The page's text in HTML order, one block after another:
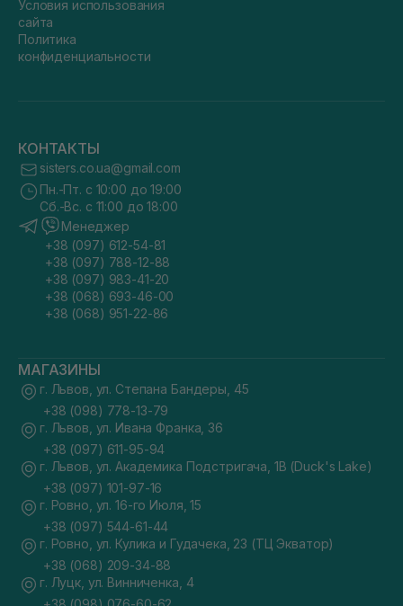
Условия использования
сайта
Политика
конфиденциальности
КОНТАКТЫ
sisters.co.ua@gmail.com
Пн.-Пт. с 10:00 до 19:00
Сб.-Вс. с 11:00 до 18:00
Менеджер
+38 (097) 612-54-81
+38 (097) 788-12-88
+38 (097) 983-41-20
+38 (068) 693-46-00
+38 (068) 951-22-86
МАГАЗИНЫ
г. Львов, ул. Степана Бандеры, 45
+38 (098) 778-13-79
г. Львов, ул. Ивана Франка, 36
+38 (097) 611-95-94
г. Львов, ул. Академика Подстригача, 1В (Duck's Lake)
+38 (097) 101-97-16
г. Ровно, ул. 16-го Июля, 15
+38 (097) 544-61-44
г. Ровно, ул. Кулика и Гудачека, 23 (ТЦ Экватор)
+38 (068) 209-34-88
г. Луцк, ул. Винниченка, 4